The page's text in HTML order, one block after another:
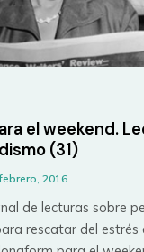
el weekend.
(31)
2016
de lecturas sobre
rescatar del estrés